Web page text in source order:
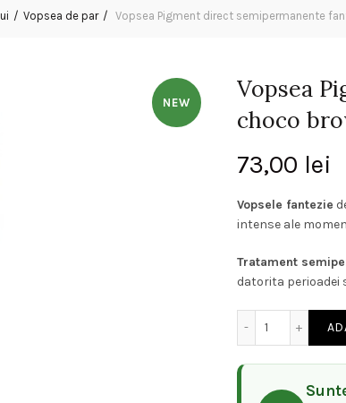
Vopsea de par Vopsea Pigment direct semipermanente
NEW
Vopsea
choco
73,00 lei
Vopsele fantezie
intense ale
Tratament
datorita perioadei
Cantitate